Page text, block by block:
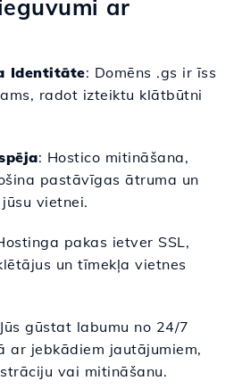
ar
Identitāte: Domēns .gs ir īss
radot izteiktu klātbūtni
: Hostico mitināšana,
pastāvīgas ātruma un
vietnei.
pakas ietver SSL,
un tīmekļa vietnes
gūstat labumu no 24/7
ar jebkādiem jautājumiem,
vai mitināšanu.